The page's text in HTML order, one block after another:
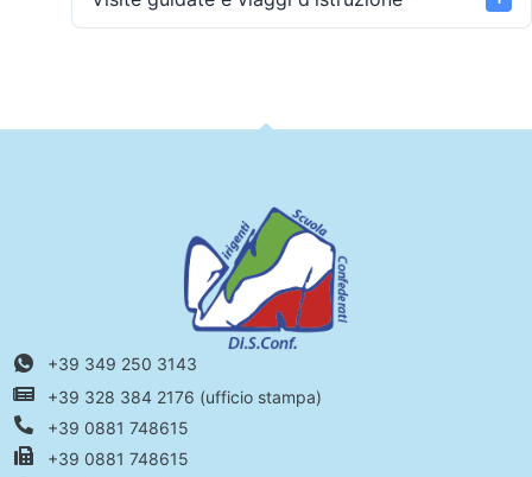
+39 349 250 3143
+39 328 384 2176 (ufficio stampa)
+39 0881 748615
+39 0881 748615